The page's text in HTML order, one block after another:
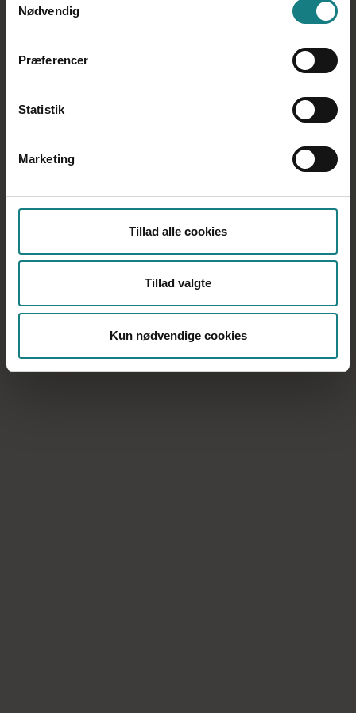
Nødvendig
Præferencer
Statistik
Marketing
Tillad alle cookies
Tillad valgte
Kun nødvendige cookies